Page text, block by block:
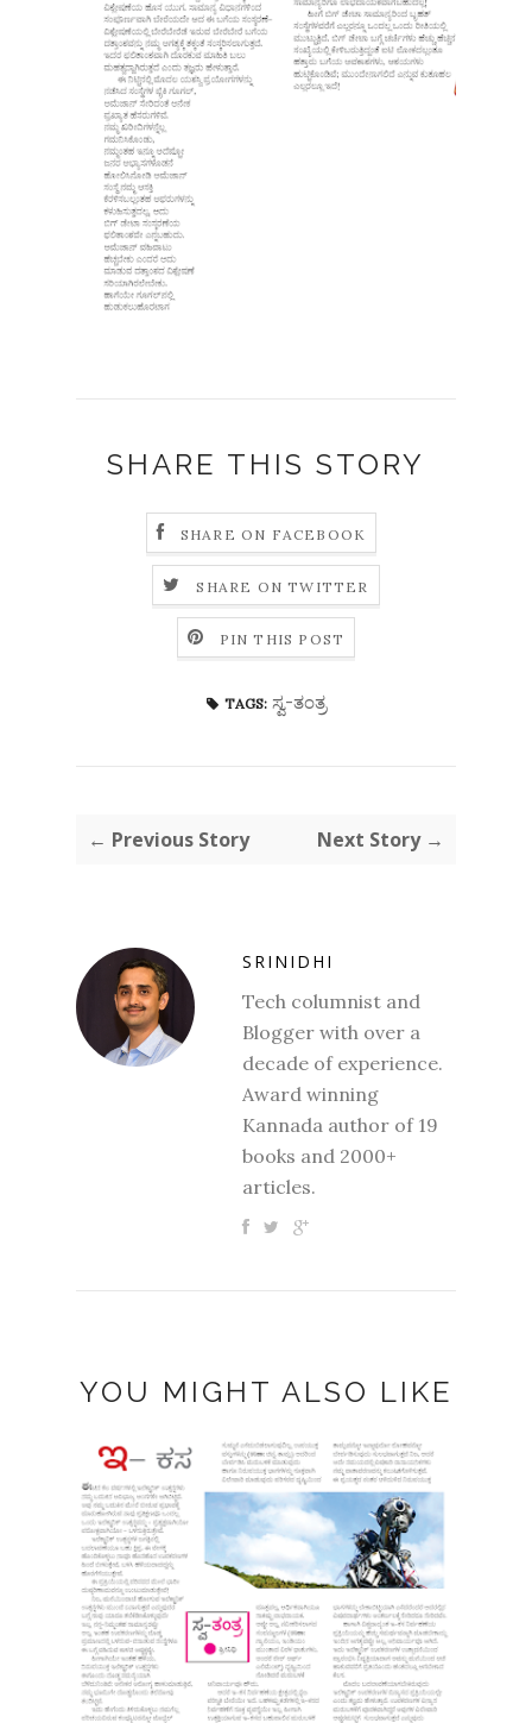
SHARE THIS STORY
SHARE ON FACEBOOK
SHARE ON TWITTER
PIN THIS POST
TAGS: ಸ್ವ-ತಂತ್ರ
← Previous Story Next Story →
SRINIDHI
Tech columnist and
Blogger with over a
decade of experience.
Award winning
Kannada author of 19
books and 2000+
articles.
YOU MIGHT ALSO LIKE